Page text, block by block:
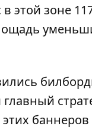
этой зоне